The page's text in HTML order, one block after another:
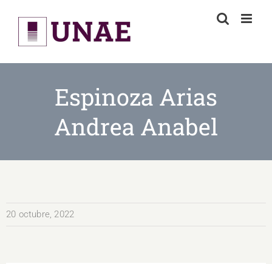
content
Espinoza Arias
Andrea Anabel
20 octubre, 2022